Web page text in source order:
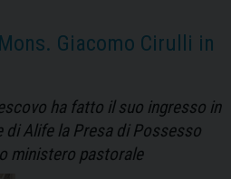
Giacomo Cirulli in
ha fatto il suo ingresso in
di Alife la Presa di Possesso
ministero pastorale